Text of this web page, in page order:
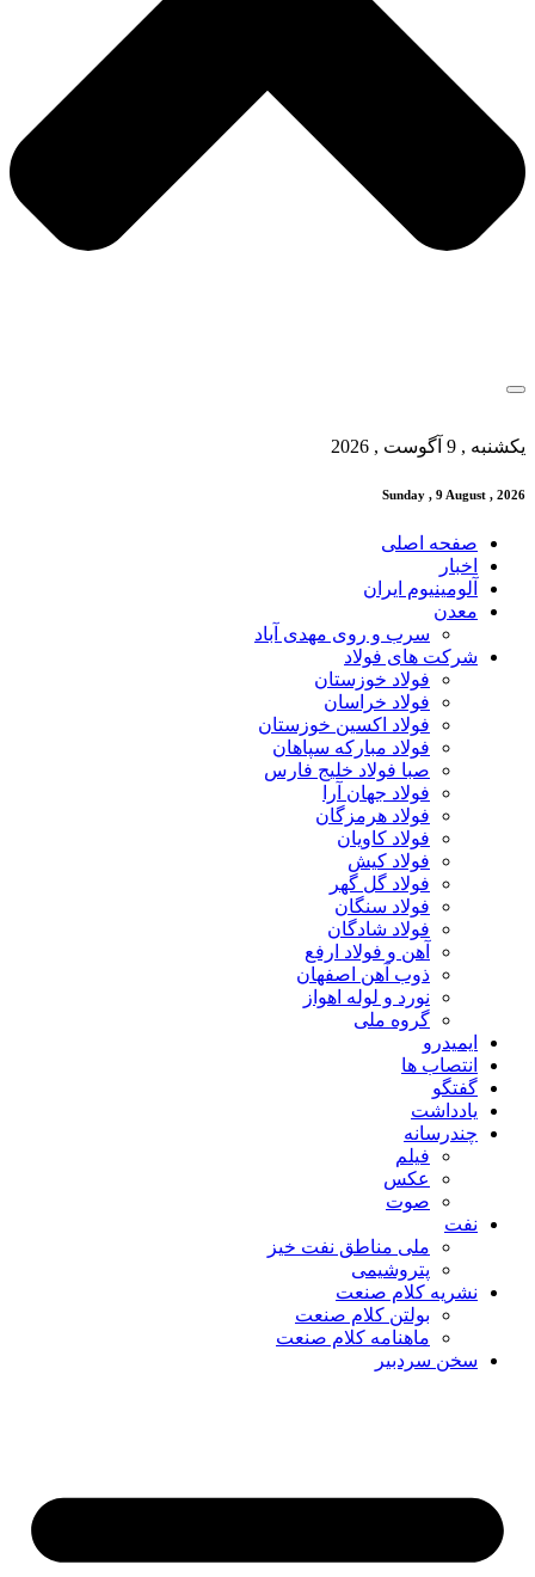
یکشنبه , 9 آگوست , 2026
Sunday , 9 August , 2026
صفحه اصلی
اخبار
آلومینیوم ایران
معدن
سرب و روی مهدی آباد
شرکت های فولاد
فولاد خوزستان
فولاد خراسان
فولاد اکسین خوزستان
فولاد مبارکه سپاهان
صبا فولاد خلیج فارس
فولاد جهان آرا
فولاد هرمزگان
فولاد کاویان
فولاد کیش
فولاد گل گهر
فولاد سنگان
فولاد شادگان
آهن و فولاد ارفع
ذوب آهن اصفهان
نورد و لوله اهواز
گروه ملی
ایمیدرو
انتصاب ها
گفتگو
یادداشت
چندرسانه
فیلم
عکس
صوت
نفت
ملی مناطق نفت خیز
پتروشیمی
نشریه کلام صنعت
بولتن کلام صنعت
ماهنامه کلام صنعت
سخن سردبیر